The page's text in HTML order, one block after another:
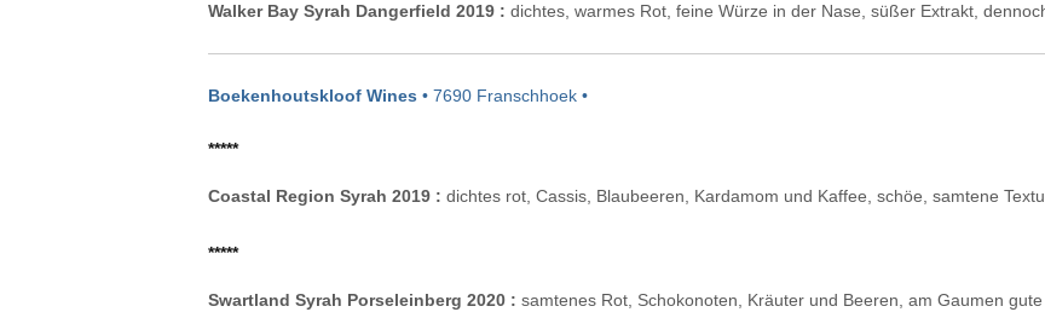
Walker Bay Syrah Dangerfield 2019 : dichtes, warmes Rot, feine Würze in der Nase, süßer Extrakt,
Boekenhoutskloof Wines • 7690 Franschhoek •
*****
Coastal Region Syrah 2019 : dichtes rot, Cassis, Blaubeeren, Kardamom und Kaffee, schöe, samtene
*****
Swartland Syrah Porseleinberg 2020 : samtenes Rot, Schokonoten, Kräuter und Beeren, am Gaumen